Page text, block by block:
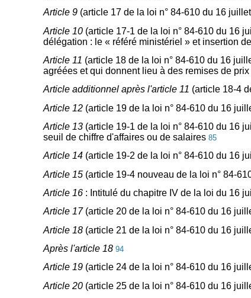
Article 9(article 17 de la loi n° 84-610 du 16
Article 10(article 17-1 de la loi n° 84-610 du 16
délégation : le « référé ministériel » et insertion
Article 11 (article 18 de la loi n° 84-610 du 16
agréées et qui donnent lieu à des remises de
Article additionnel après l'article 11 (article 18-4
Article 12(article 19 de la loi n° 84-610 du 16
Article 13(article 19-1 de la loi n° 84-610 du 16
seuil de chiffre d'affaires ou de salaires 85
Article 14(article 19-2 de la loi n° 84-610 du 16
Article 15(article 19-4 nouveau de la loi n° 84-
Article 16: Intitulé du chapitre IV de la loi du 16
Article 17(article 20 de la loi n° 84-610 du 16
Article 18(article 21 de la loi n° 84-610 du 16
Après l'article 18 94
Article 19(article 24 de la loi n° 84-610 du 16
Article 20(article 25 de la loi n° 84-610 du 16